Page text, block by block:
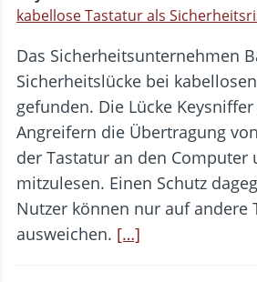
kabellose Tastatur als
Das Sicherheitsunternehmen
Sicherheitslücke bei
gefunden. Die Lücke
Angreifern die Übertragung
der Tastatur an den Computer
mitzulesen. Einen Schutz
Nutzer können nur auf andere
ausweichen. […]